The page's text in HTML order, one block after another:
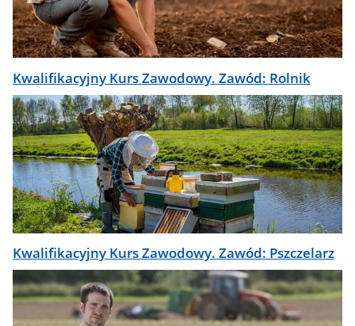
Kwalifikacyjny Kurs Zawodowy. Zawód: Rolnik
Kwalifikacyjny Kurs Zawodowy. Zawód: Pszczelarz